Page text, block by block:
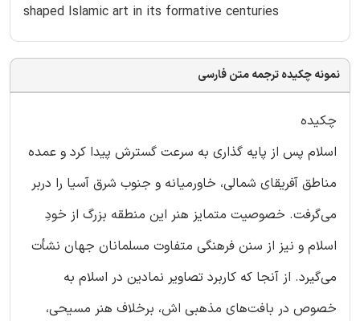
shaped Islamic art in its formative centuries
نمونه چکیده ترجمه متن فارسی
چکیده
اسلام پس از پایه گذاری به سرعت گسترش پیدا کرد و عمده
مناطق آفریقای شمالی، خاورمیانه و جنوب شرق آسیا را دربر
می‌گرفت. خصوصیت متمایز هنر این منطقه بزرگ از خودِ
اسلام و نیز از سنن فرهنگی متفاوت مسلمانان جهان نشأت
می‌گیرد. از آنجا که کاربرد تصاویر نمادین در اسلام به
خصوص در بافت‌های مذهبی اش، برخلاف هنر مسیحی،